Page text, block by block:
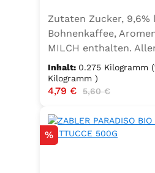
Zutaten Zucker, 9,6%
Bohnenkaffee,
MILCH enthalten.
und daraus
Inhalt: 0.275 Kilogramm
Kilogramm )
Verkaufspreis:
4,79 € Regulärer Preis:
5,60 €
Rabatt
%